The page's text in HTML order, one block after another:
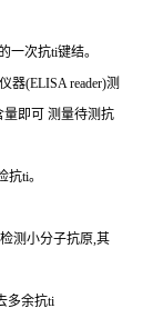
一次抗ti键结。
器(ELISA reader)测
即可 测量待测抗
抗ti。
测小分子抗原,其
多余抗ti